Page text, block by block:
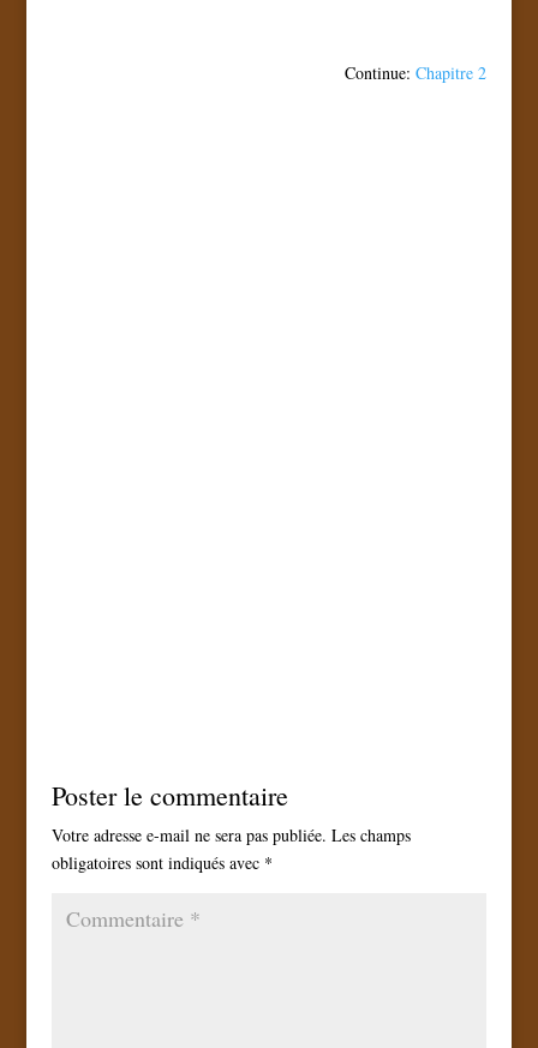
Continue:Chapitre 2
Poster le commentaire
Votre adresse e-mail ne sera pas publiée. Les champs
obligatoires sont indiqués avec *